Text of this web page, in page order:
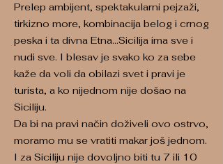
Prelep ambijent, spektakularni pejzaži,
tirkizno more, kombinacija belog i crnog
peska i ta divna Etna...Sicilija ima sve i
nudi sve. I blesav je svako ko za sebe
kaže da voli da obilazi svet i pravi je
turista, a ko nijednom nije došao na
Siciliju.
Da bi na pravi način doživeli ovo ostrvo,
moramo mu se vratiti makar još jednom.
I za Siciliju nije dovoljno biti tu 7 ili 10